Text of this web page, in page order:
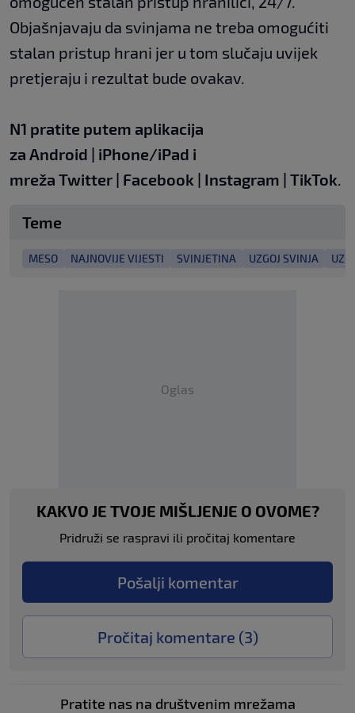
Objašnjavaju da svinjama ne treba omogućiti
stalan pristup hrani jer u tom slučaju uvijek
pretjeraju i rezultat bude ovakav.
N1 pratite putem aplikacija
za Android | iPhone/iPad i
mreža Twitter | Facebook | Instagram | TikTok
Teme
MESO NAJNOVIJE VIJESTI SVINJETINA UZGOJ SVINJA
Oglas
KAKVO JE TVOJE MIŠLJENJE O OVOME?
Pridruži se raspravi ili pročitaj komentare
Pošalji komentar
Pročitaj komentare (3)
Pratite nas na društvenim mrežama